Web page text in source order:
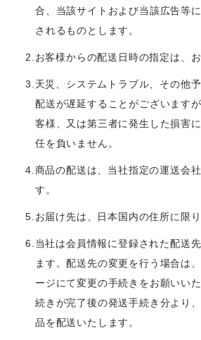
合、当該サイトおよび当該広告等
されるものとします。
2.お客様からの配送日時の指定は、お
3.天災、システムトラブル、その他
配送が遅延することがございます
客様、又は第三者に発生した損害
任を負いません。
4.商品の配送は、当社指定の運送会
す。
5.お届け先は、日本国内の住所に限り
6.当社は会員情報に登録された配送
ます。配送先の変更を行う場合は
ージにて変更の手続きをお願いい
続きが完了後の発送手続き分より
品を配送いたします。